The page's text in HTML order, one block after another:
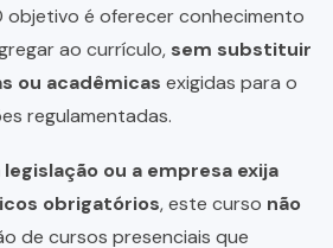
objetivo é oferecer conhecimento
ao currículo, sem substituir
ou acadêmicas exigidas para o
regulamentadas.
ou a empresa exija
obrigatórios, este curso não
de cursos presenciais que